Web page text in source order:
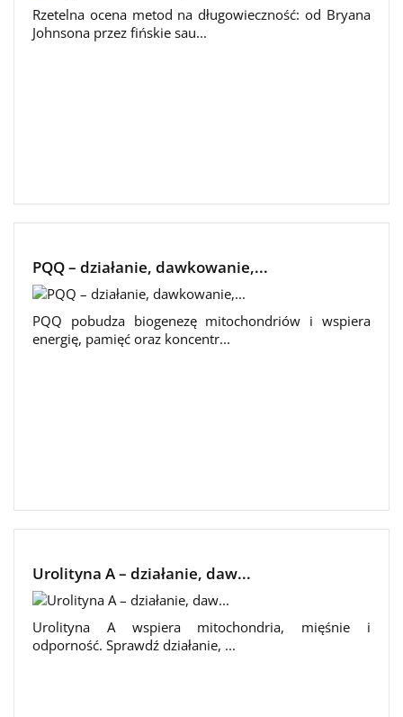
Rzetelna ocena metod na długowieczność: od Bryana
Johnsona przez fińskie sau...
PQQ – działanie, dawkowanie,...
PQQ pobudza biogenezę mitochondriów i wspiera
energię, pamięć oraz koncentr...
Urolityna A – działanie, daw...
Urolityna A wspiera mitochondria, mięśnie i
odporność. Sprawdź działanie, ...